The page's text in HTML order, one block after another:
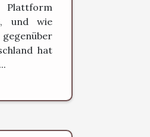
Plattform
und wie
hat